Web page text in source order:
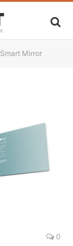
Smart Mirror
0